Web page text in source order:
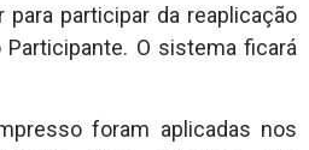
para participar da reaplicação
Participante. O sistema ficará
foram aplicadas nos